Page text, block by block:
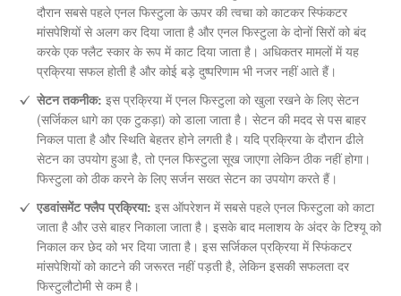
दौरान सबसे पहले एनल फिस्टुला के ऊपर की त्वचा को काटकर स्फिंकटर
मांसपेशियों से अलग कर दिया जाता है और एनल फिस्टुला के दोनों सिरों को बंद
करके एक फ्लैट स्कार के रूप में काट दिया जाता है। अधिकतर मामलों में यह
प्रक्रिया सफल होती है और कोई बड़े दुष्परिणाम भी नजर नहीं आते हैं।
सेटन तकनीक: इस प्रक्रिया में एनल फिस्टुला को खुला रखने के लिए सेटन
(सर्जिकल धागे का एक टुकड़ा) को डाला जाता है। सेटन की मदद से पस बाहर
निकल पाता है और स्थिति बेहतर होने लगती है। यदि प्रक्रिया के दौरान ढीले
सेटन का उपयोग हुआ है, तो एनल फिस्टुला सूख जाएगा लेकिन ठीक नहीं होगा।
फिस्टुला को ठीक करने के लिए सर्जन सख्त सेटन का उपयोग करते हैं।
एडवांसमेंट फ्लैप प्रक्रिया: इस ऑपरेशन में सबसे पहले एनल फिस्टुला को काटा
जाता है और उसे बाहर निकाला जाता है। इसके बाद मलाशय के अंदर के टिश्यू को
निकाल कर छेद को भर दिया जाता है। इस सर्जिकल प्रक्रिया में स्फिंकटर
मांसपेशियों को काटने की जरूरत नहीं पड़ती है, लेकिन इसकी सफलता दर
फिस्टुलौटोमी से कम है।